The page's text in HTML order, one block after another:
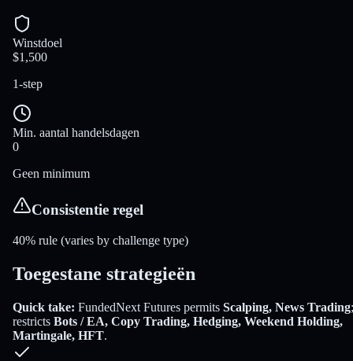
Winstdoel
$1,500
1-step
Min. aantal handelsdagen
0
Geen minimum
Consistentie regel
40% rule (varies by challenge type)
Toegestane strategieën
Quick take: FundedNext Futures permits Scalping, News Trading;
restricts Bots / EA, Copy Trading, Hedging, Weekend Holding,
Martingale, HFT.